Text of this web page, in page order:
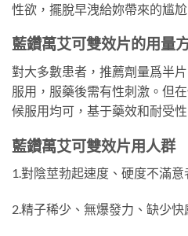
性欲，擺脫早洩給妳帶來的尴尬
藍鑽萬艾可雙效片的用量
對大多數患者，推薦劑量爲半
服用，服藥後需有性刺激。但
候服用均可，基于藥效和耐受
藍鑽萬艾可雙效片用人群
1.對陰莖勃起速度、硬度不滿意
2.精子稀少、無爆發力、缺少